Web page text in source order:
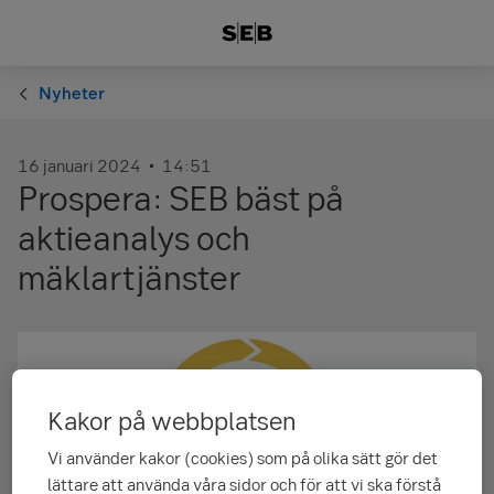
Nyheter
16 januari 2024 14:51
Prospera: SEB bäst på
aktieanalys och
mäklartjänster
Kakor på webbplatsen
Vi använder kakor (cookies) som på olika sätt gör det
lättare att använda våra sidor och för att vi ska förstå